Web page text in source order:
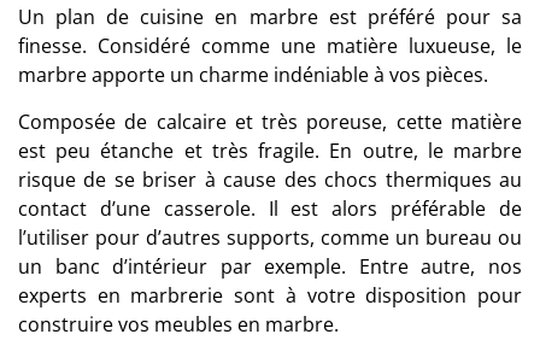
Un plan de cuisine en marbreest préféré pour sa
finesse. Considéré comme une matière luxueuse, le
marbre apporte un charme indéniable à vos pièces.
Composée de calcaire et très poreuse, cette matière
est peu étanche et très fragile. En outre, le marbre
risque de se briser à cause des chocs thermiques au
contact d’une casserole. Il est alors préférable de
l’utiliser pour d’autres supports, comme un bureau ou
un banc d’intérieur par exemple. Entre autre, nos
experts en marbrerie sont à votre disposition pour
construire vos meubles en marbre.